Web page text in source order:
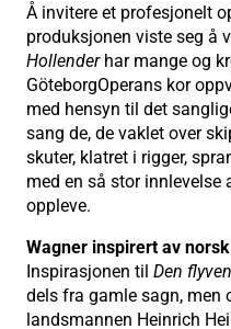
Å invitere et profesjonelt
produksjonen viste seg å
Hollenderhar mange og
GöteborgOperans kor
med hensyn til det
sang de, de vaklet over
skuter, klatret i rigger,
med en så stor innlevelse
oppleve.
Wagner inspirert av
Inspirasjonen til Den
dels fra gamle sagn, men
landsmannen Heinrich